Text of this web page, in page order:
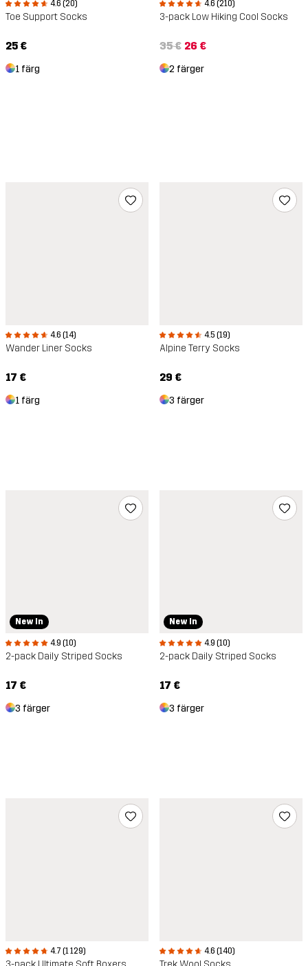
4.6 (20)
Toe Support Socks
25 €
1 färg
4.6 (210)
3-pack Low Hiking Cool Socks
35 € 26 €
2 färger
4.6 (14)
Wander Liner Socks
17 €
1 färg
4.5 (19)
Alpine Terry Socks
29 €
3 färger
New In
4.9 (10)
2-pack Daily Striped Socks
17 €
3 färger
New In
4.9 (10)
2-pack Daily Striped Socks
17 €
3 färger
4.7 (1 129) 4.6 (140)